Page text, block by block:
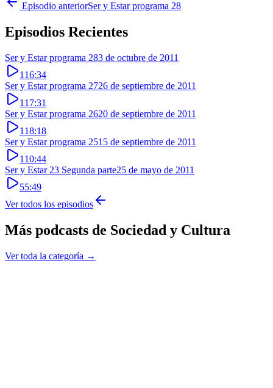
Episodio anteriorSer y Estar programa 28
Episodios Recientes
Ser y Estar programa 283 de octubre de 2011
116:34
Ser y Estar programa 2726 de septiembre de 2011
117:31
Ser y Estar programa 2620 de septiembre de 2011
118:18
Ser y Estar programa 2515 de septiembre de 2011
110:44
Ser y Estar 23 Segunda parte25 de mayo de 2011
55:49
Ver todos los episodios
Más podcasts de Sociedad y Cultura
Ver toda la categoría →